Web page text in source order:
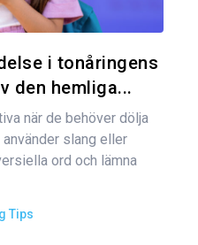
i tonåringens
den hemliga...
när de behöver dölja
slang eller
ord och lämna
Tips